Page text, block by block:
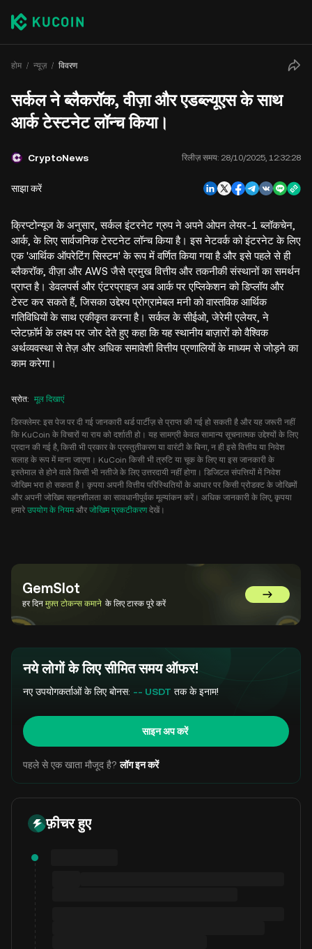
होम न्यूज़ विवरण
सर्कल ने ब्लैकरॉक, वीज़ा और एडब्ल्यूएस के साथ
आर्क टेस्टनेट लॉन्च किया।
CryptoNews रिलीज़ समय: 28/10/2025, 12:32:28
साझा करें
क्रिप्टोन्यूज के अनुसार, सर्कल इंटरनेट ग्रुप ने अपने ओपन लेयर-1 ब्लॉकचेन,
आर्क, के लिए सार्वजनिक टेस्टनेट लॉन्च किया है। इस नेटवर्क को इंटरनेट के लिए
एक 'आर्थिक ऑपरेटिंग सिस्टम' के रूप में वर्णित किया गया है और इसे पहले से ही
ब्लैकरॉक, वीज़ा और AWS जैसे प्रमुख वित्तीय और तकनीकी संस्थानों का समर्थन
प्राप्त है। डेवलपर्स और एंटरप्राइज अब आर्क पर एप्लिकेशन को डिप्लॉय और
टेस्ट कर सकते हैं, जिसका उद्देश्य प्रोग्रामेबल मनी को वास्तविक आर्थिक
गतिविधियों के साथ एकीकृत करना है। सर्कल के सीईओ, जेरेमी एलेयर, ने
प्लेटफ़ॉर्म के लक्ष्य पर जोर देते हुए कहा कि यह स्थानीय बाज़ारों को वैश्विक
अर्थव्यवस्था से तेज़ और अधिक समावेशी वित्तीय प्रणालियों के माध्यम से जोड़ने का
काम करेगा।
स्रोत: मूल दिखाएं
डिस्क्लेमर: इस पेज पर दी गई जानकारी थर्ड पार्टीज़ से प्राप्त की गई हो सकती है और यह जरूरी नहीं
कि KuCoin के विचारों या राय को दर्शाती हो। यह सामग्री केवल सामान्य सूचनात्मक उद्देश्यों के लिए
प्रदान की गई है, किसी भी प्रकार के प्रस्तुतीकरण या वारंटी के बिना, न ही इसे वित्तीय या निवेश
सलाह के रूप में माना जाएगा। KuCoin किसी भी त्रुटि या चूक के लिए या इस जानकारी के
इस्तेमाल से होने वाले किसी भी नतीजे के लिए उत्तरदायी नहीं होगा। डिजिटल संपत्तियों में निवेश
जोखिम भरा हो सकता है। कृपया अपनी वित्तीय परिस्थितियों के आधार पर किसी प्रोडक्ट के जोखिमों
और अपनी जोखिम सहनशीलता का सावधानीपूर्वक मूल्यांकन करें। अधिक जानकारी के लिए, कृपया
हमारे उपयोग के नियमऔर जोखिम प्रकटीकरणदेखें।
GemSlot
हर दिन मुफ़्त टोकन्स कमाने के लिए टास्क पूरे करें GemSlot
नये लोगों के लिए सीमित समय ऑफर!
नए उपयोगकर्ताओं के लिए बोनस: -- USDT तक के इनाम!
साइन अप करें
पहले से एक खाता मौजूद है? लॉग इन करें
फ़ीचर हुए